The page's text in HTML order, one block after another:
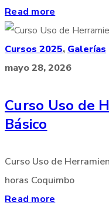
Read more
Cursos 2025, Galerías
mayo 28, 2026
Curso Uso de
Básico
Curso Uso de
horas Coquimbo
Read more